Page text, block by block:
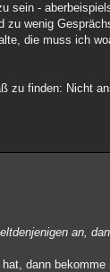
sein -
zu wenig
die muss ich
zu finden: Nicht
an,
dann